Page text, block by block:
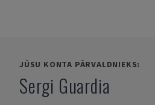
JŪSU KONTA PĀRVALDNIEKS:
Sergi Guardia